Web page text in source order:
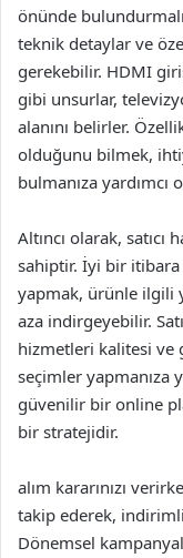
önünde
teknik detaylar ve
gerekebilir. HDMI
gibi unsurlar,
alanını belirler.
olduğunu bilmek,
bulmanıza yardımcı
Altıncı olarak,
sahiptir. İyi bir itibara
yapmak, ürünle ilgili
aza indirgeyebilir.
hizmetleri kalitesi ve
seçimler yapmanıza
güvenilir bir online
bir stratejidir.
alım kararınızı
takip ederek,
Dönemsel